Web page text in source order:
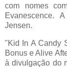
com nomes
Evanescence.
Jensen.
"Kid In A Candy
Bonus e Alive
à divulgação do